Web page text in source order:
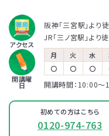
児
放課
アクセス
阪神「三宮駅」より
JR「三ノ宮駅」より
開講曜
日
月 火 水
〇
〇 〇
開講時間：10:00〜
初めての方はこちら
0120-974-763
サポートします。
ログラムです。
JR「摂津本山駅」より徒歩10分